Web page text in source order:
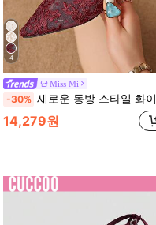
4
Miss Mi
-30% 새로운 동방 스타일 화이트 하이힐 뮬, 뾰족한 레이스 자수 컨버터블 샌들 여성용, 여름 신발
14,279원